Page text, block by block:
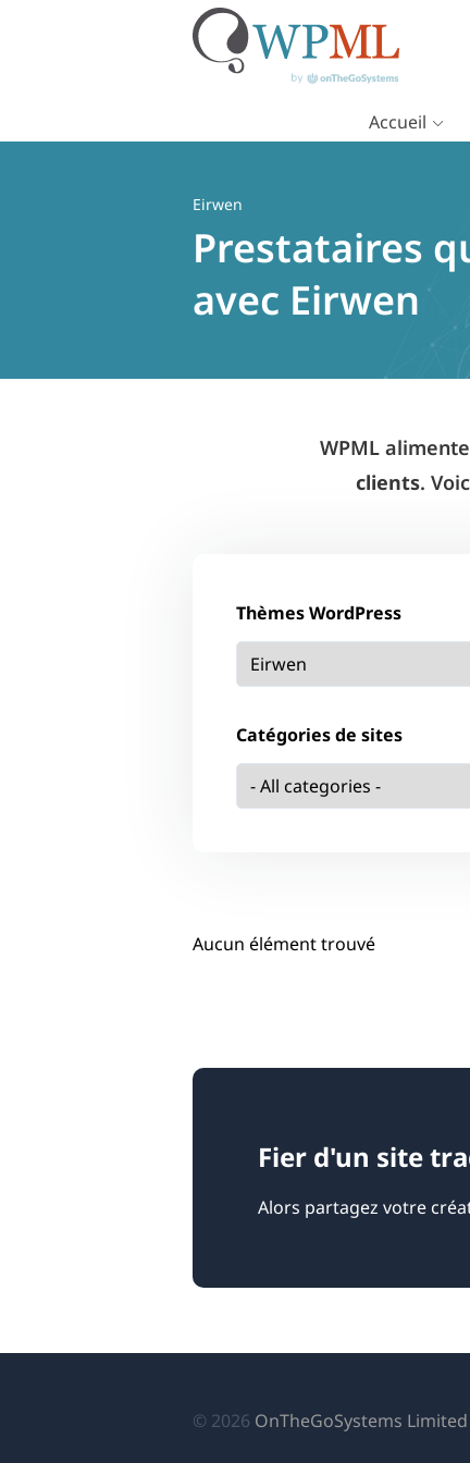
Accueil
Eirwen
Prestataires
avec Eirwen
WPML
clients.
Thèmes WordPress
Catégories de sites
Aucun élément trouvé
Fier d'un site
Alors partagez votre
© 2026 OnTheGoSystems Limited